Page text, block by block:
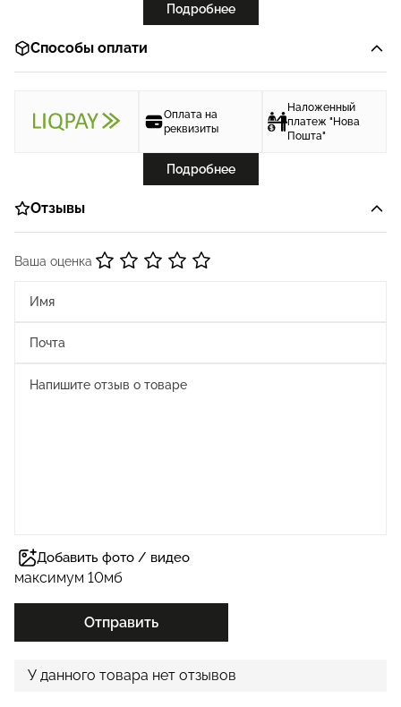
Подробнее
Способы оплати
Оплата на
реквизиты
Наложенный
платеж "Нова
Пошта"
Подробнее
Отзывы
Ваша оценка
Добавить фото / видео
максимум 10мб
Отправить
У данного товара нет отзывов